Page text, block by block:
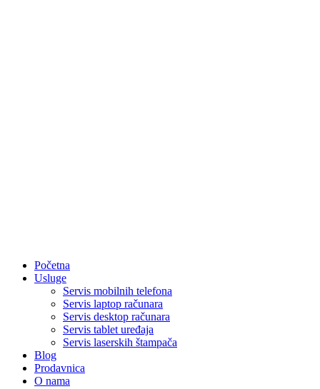
Početna
Usluge
Servis mobilnih telefona
Servis laptop računara
Servis desktop računara
Servis tablet uređaja
Servis laserskih štampača
Blog
Prodavnica
O nama